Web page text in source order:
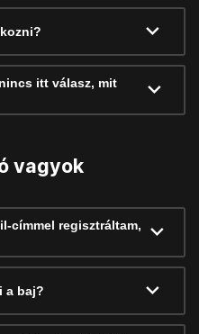
itt válasz, mit
vagyok
címmel regisztráltam,
a baj?